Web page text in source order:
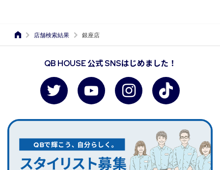
店舗検索結果 銀座店
QB HOUSE 公式 SNSはじめました！